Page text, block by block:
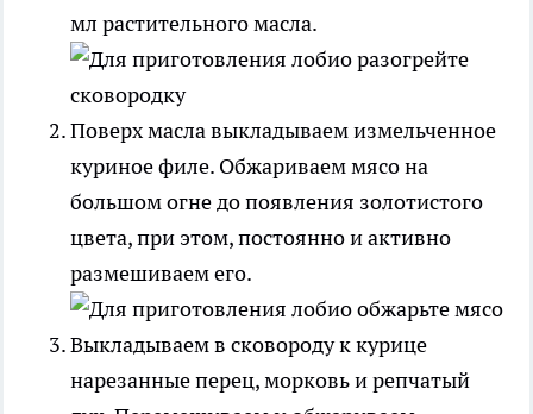
мл растительного масла.
Поверх масла выкладываем измельченное
куриное филе. Обжариваем мясо на
большом огне до появления золотистого
цвета, при этом, постоянно и активно
размешиваем его.
Выкладываем в сковороду к курице
нарезанные перец, морковь и репчатый